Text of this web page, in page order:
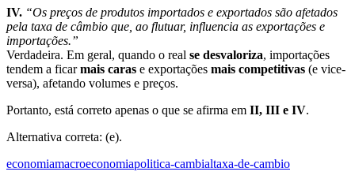
IV. “Os preços de produtos importados e exportados são afetados
pela taxa de câmbio que, ao flutuar, influencia as exportações e
importações.”
Verdadeira. Em geral, quando o real se desvaloriza, importações
tendem a ficarmais caras e exportações mais competitivas (e vice-
versa), afetando volumes e preços.
Portanto, está correto apenas o que se afirma em II, III e IV.
Alternativa correta: (e).
economiamacroeconomiapolitica-cambialtaxa-de-cambio